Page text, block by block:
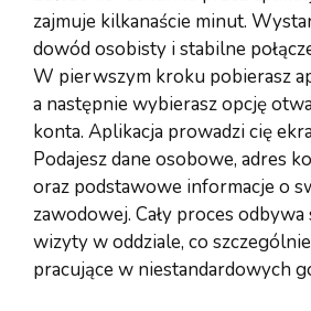
zajmuje kilkanaście minut.
dowód osobisty i stabilne
W pierwszym kroku pobierasz
a następnie wybierasz opcję
konta. Aplikacja prowadzi cię
Podajesz dane osobowe, adres
oraz podstawowe informacje o
zawodowej. Cały proces odbywa
wizyty w oddziale, co
pracujące w niestandardowych